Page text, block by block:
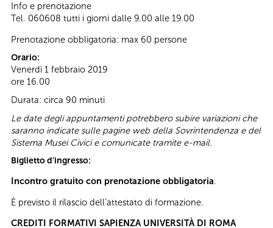
Info e prenotazione
Tel. 060608 tutti i giorni dalle 9.00 alle 19.00
Prenotazione obbligatoria: max 60 persone
Orario:
Venerdì 1 febbraio 2019
ore 16.00
Durata: circa 90 minuti
Le date degli appuntamenti potrebbero subire variazioni che
saranno indicate sulle pagine web della Sovrintendenza e del
Sistema Musei Civici e comunicate tramite e-mail.
Biglietto d'ingresso:
Incontro gratuito con prenotazione obbligatoria.
È previsto il rilascio dell’attestato di formazione.
CREDITI FORMATIVI SAPIENZA UNIVERSITÀ DI ROMA